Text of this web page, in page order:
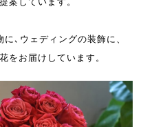
､ウェディングの装飾に、
をお届けしています。